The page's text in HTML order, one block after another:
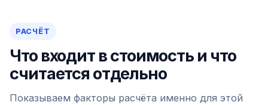
РАСЧЁТ
Что входит в стоимость и что
считается отдельно
Показываем факторы расчёта именно для этой